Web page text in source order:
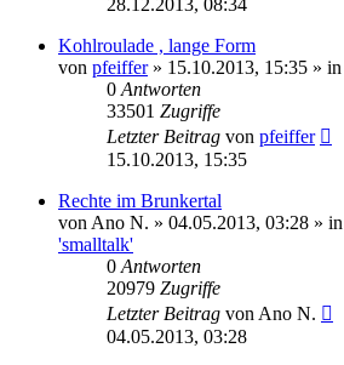
Kohlroulade , lange Form
von pfeiffer» 15.10.2013, 15:35 » in
0 Antworten
33501 Zugriffe
Letzter Beitrag von pfeiffer
15.10.2013, 15:35
Rechte im Brunkertal
von Ano N. » 04.05.2013, 03:28 » in
'smalltalk'
0 Antworten
20979 Zugriffe
Letzter Beitrag von Ano N.
04.05.2013, 03:28